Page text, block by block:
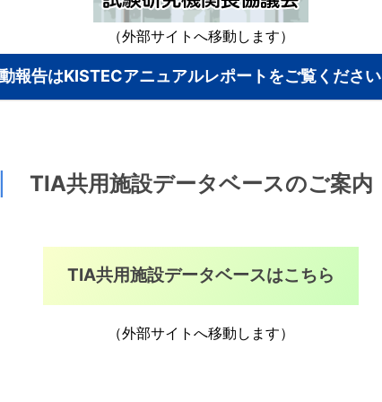
（外部サイトへ移動します）
報告はKISTECアニュアルレポートをご覧ください
TIA共用施設データベースのご案内
TIA共用施設データベースはこちら
（外部サイトへ移動します）